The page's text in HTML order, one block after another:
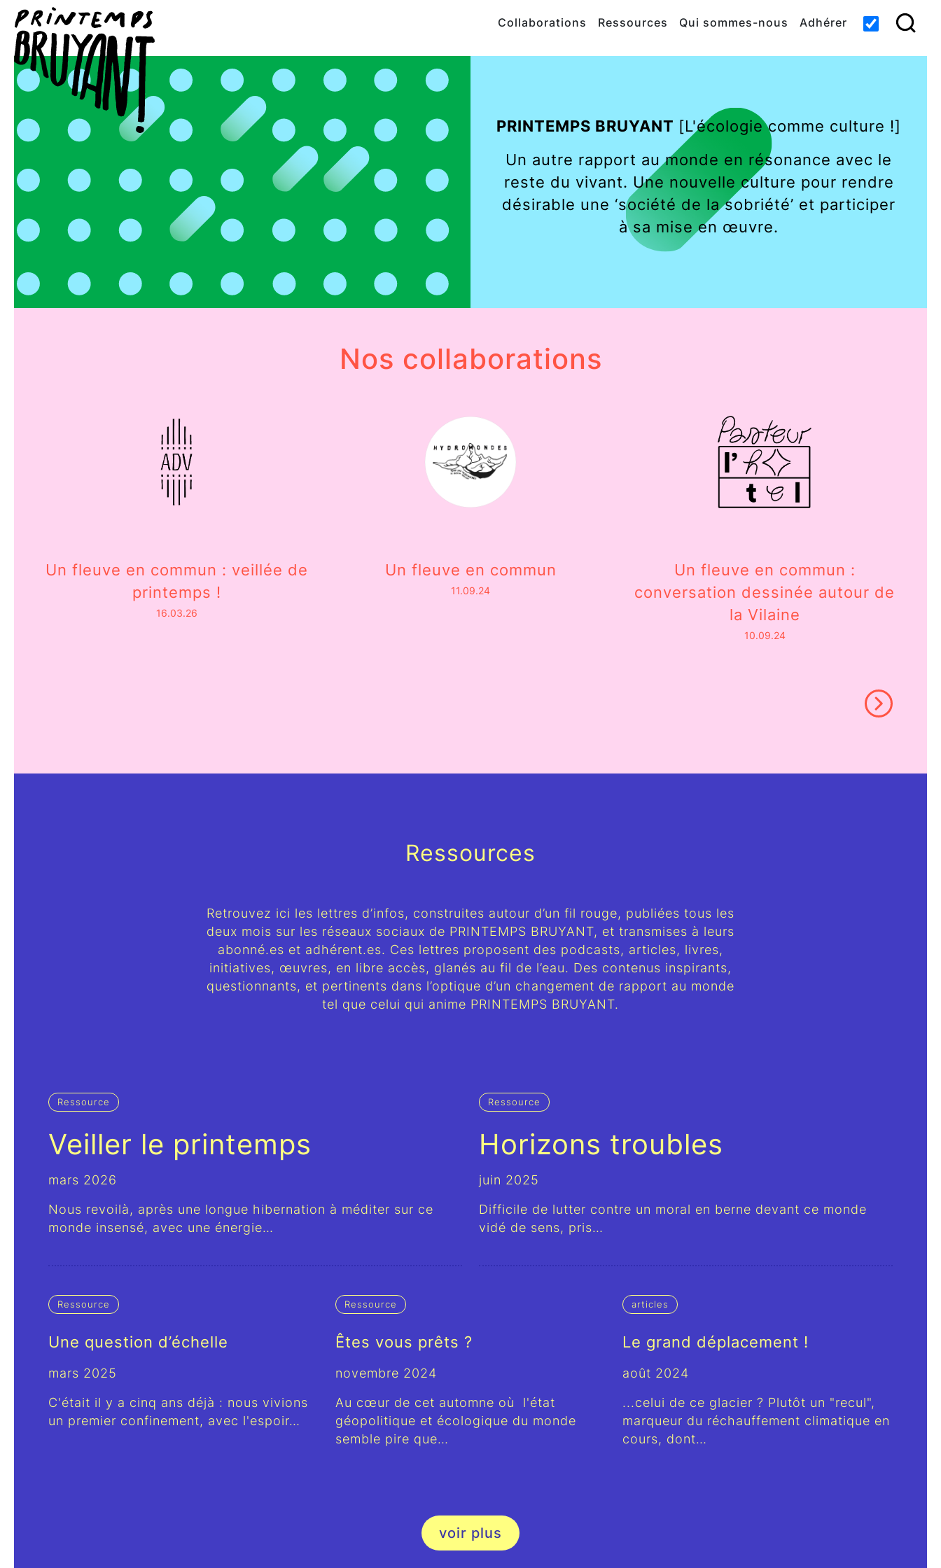
Collaborations Ressources Qui sommes-nous Adhérer
PRINTEMPS BRUYANT [L'écologie comme culture !]
Un autre rapport au monde en résonance avec le
reste du vivant. Une nouvelle culture pour rendre
désirable une ‘société de la sobriété’ et participer
à sa mise en œuvre.
Nos collaborations
Un fleuve en commun : veillée de
printemps !
16.03.26
Un fleuve en commun
11.09.24
Un fleuve en commun :
conversation dessinée autour de
la Vilaine
10.09.24
Ressources
Retrouvez ici les lettres d’infos, construites autour d’un fil rouge, publiées tous les
deux mois sur les réseaux sociaux de PRINTEMPS BRUYANT, et transmises à leurs
abonné.es et adhérent.es. Ces lettres proposent des podcasts, articles, livres,
initiatives, œuvres, en libre accès, glanés au fil de l’eau. Des contenus inspirants,
questionnants, et pertinents dans l’optique d’un changement de rapport au monde
tel que celui qui anime PRINTEMPS BRUYANT.
Ressource
Veiller le printemps
mars 2026
Nous revoilà, après une longue hibernation à méditer sur ce
monde insensé, avec une énergie…
Ressource
Horizons troubles
juin 2025
Difficile de lutter contre un moral en berne devant ce monde
vidé de sens, pris…
Ressource
Une question d’échelle
mars 2025
C'était il y a cinq ans déjà : nous vivions
un premier confinement, avec l'espoir…
Ressource
Êtes vous prêts ?
novembre 2024
Au cœur de cet automne où l'état
géopolitique et écologique du monde
semble pire que…
articles
Le grand déplacement !
août 2024
...celui de ce glacier ? Plutôt un "recul",
marqueur du réchauffement climatique en
cours, dont…
voir plus